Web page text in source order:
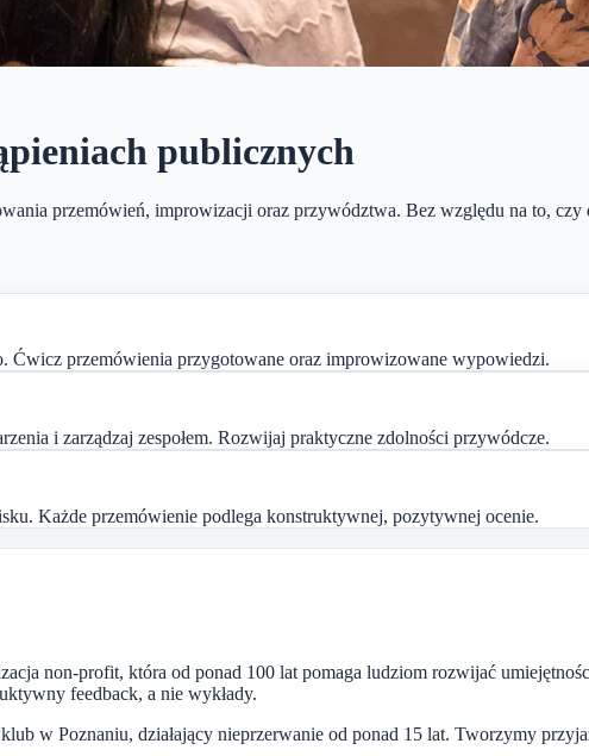
publicznych
przemówień, improwizacji oraz przywództwa. Bez względu na to,
Ćwicz przemówienia przygotowane oraz improwizowane wypowiedzi.
i zarządzaj zespołem. Rozwijaj praktyczne zdolności przywódcze.
Każde przemówienie podlega konstruktywnej, pozytywnej ocenie.
non-profit, która od ponad 100 lat pomaga ludziom rozwijać
feedback, a nie wykłady.
w Poznaniu, działający nieprzerwanie od ponad 15 lat. Tworzymy